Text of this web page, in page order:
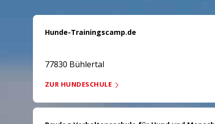
Hunde-Trainingscamp.de
77830 Bühlertal
ZUR HUNDESCHULE